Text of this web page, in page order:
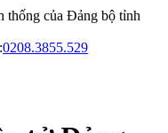
thống của Đảng bộ tỉnh
0208.3855.529